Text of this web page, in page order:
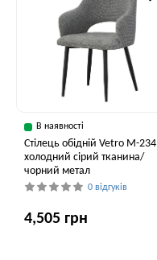
В наявності
Стілець обідній Vetro M-234
холодний сірий тканина/
чорний метал
0 відгуків
4,505 грн